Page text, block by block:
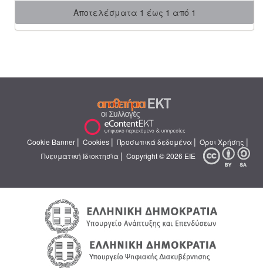
Αποτελέσματα 1 έως 1 από 1
Cookie Banner | Cookies | Προσωπικά δεδομένα | Όροι Χρήσης |
Πνευματική Ιδιοκτησία | Copyright © 2026 ΕΙΕ